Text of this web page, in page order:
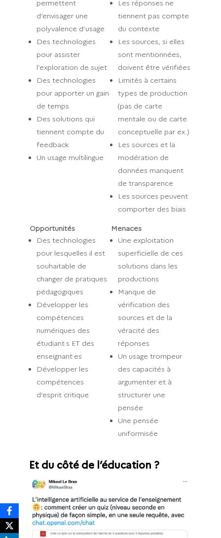
permettent
d’envisager une
polyvalence d’usage
Des technologies
pour assister
l’exploration de sujet
Des technologies
pour apporter un gain
de temps
Des solutions qui
tiennent compte du
feedback
Un usage multilingue
Les réponses ne
tiennent pas compte
du contexte
Les sources, si elles
sont mentionnées,
doivent être vérifiées
Limités à certains
types de production
(pas de carte
mentale ou de carte
conceptuelle par ex.)
Les sources et la
modération de
données manquent
de transparence
Les sources peuvent
comporter des biais
Opportunités
Des technologies
pour lesquelles il est
souhaitable de
changer de pratiques
pédagogiques
Développer les
compétences
numériques des
étudiant·s ET des
enseignant·es
Développer les
compétences
d’esprit critique
Menaces
Une exploitation
superficielle de ces
solutions dans les
productions
Manque de
vérification des
sources et de la
véracité des
réponses
Un usage trompeur
des capacités à
argumenter et à
structurer une
pensée
Une pensée
uniformisée
Et du côté de l’éducation ?